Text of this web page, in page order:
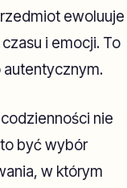
ewoluuje
i emocji. To
autentycznym.
nie
być wybór
w którym